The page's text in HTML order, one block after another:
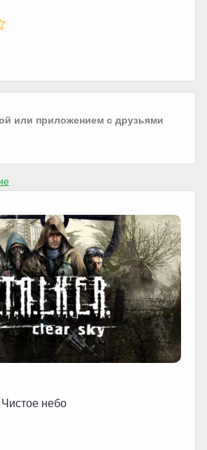
или приложением с друзьями
небо